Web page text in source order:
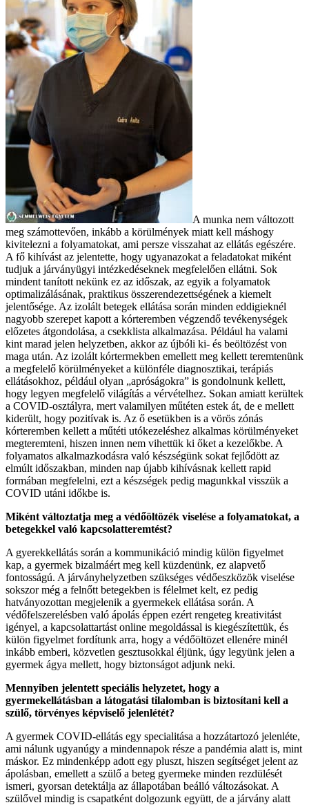
A munka nem változott
meg számottevően, inkább a körülmények miatt kell máshogy
kivitelezni a folyamatokat, ami persze visszahat az ellátás egészére.
A fő kihívást az jelentette, hogy ugyanazokat a feladatokat miként
tudjuk a járványügyi intézkedéseknek megfelelően ellátni. Sok
mindent tanított nekünk ez az időszak, az egyik a folyamatok
optimalizálásának, praktikus összerendezettségének a kiemelt
jelentősége. Az izolált betegek ellátása során minden eddigieknél
nagyobb szerepet kapott a kórteremben végzendő tevékenységek
előzetes átgondolása, a csekklista alkalmazása. Például ha valami
kint marad jelen helyzetben, akkor az újbóli ki- és beöltözést von
maga után. Az izolált kórtermekben emellett meg kellett teremtenünk
a megfelelő körülményeket a különféle diagnosztikai, terápiás
ellátásokhoz, például olyan „apróságokra” is gondolnunk kellett,
hogy legyen megfelelő világítás a vérvételhez. Sokan amiatt kerültek
a COVID-osztályra, mert valamilyen műtéten estek át, de e mellett
kiderült, hogy pozitívak is. Az ő esetükben is a vörös zónás
kórteremben kellett a műtéti utókezeléshez alkalmas körülményeket
megteremteni, hiszen innen nem vihettük ki őket a kezelőkbe. A
folyamatos alkalmazkodásra való készségünk sokat fejlődött az
elmúlt időszakban, minden nap újabb kihívásnak kellett rapid
formában megfelelni, ezt a készségek pedig magunkkal visszük a
COVID utáni időkbe is.
Miként változtatja meg a védőöltözék viselése a folyamatokat, a
betegekkel való kapcsolatteremtést?
A gyerekkellátás során a kommunikáció mindig külön figyelmet
kap, a gyermek bizalmáért meg kell küzdenünk, ez alapvető
fontosságú. A járványhelyzetben szükséges védőeszközök viselése
sokszor még a felnőtt betegekben is félelmet kelt, ez pedig
hatványozottan megjelenik a gyermekek ellátása során. A
védőfelszerelésben való ápolás éppen ezért rengeteg kreativitást
igényel, a kapcsolattartást online megoldással is kiegészítettük, és
külön figyelmet fordítunk arra, hogy a védőöltözet ellenére minél
inkább emberi, közvetlen gesztusokkal éljünk, úgy legyünk jelen a
gyermek ágya mellett, hogy biztonságot adjunk neki.
Mennyiben jelentett speciális helyzetet, hogy a
gyermekellátásban a látogatási tilalomban is biztosítani kell a
szülő, törvényes képviselő jelenlétét?
A gyermek COVID-ellátás egy specialitása a hozzátartozó jelenléte,
ami nálunk ugyanúgy a mindennapok része a pandémia alatt is, mint
máskor. Ez mindenképp adott egy pluszt, hiszen segítséget jelent az
ápolásban, emellett a szülő a beteg gyermeke minden rezdülését
ismeri, gyorsan detektálja az állapotában beálló változásokat. A
szülővel mindig is csapatként dolgozunk együtt, de a járvány alatt